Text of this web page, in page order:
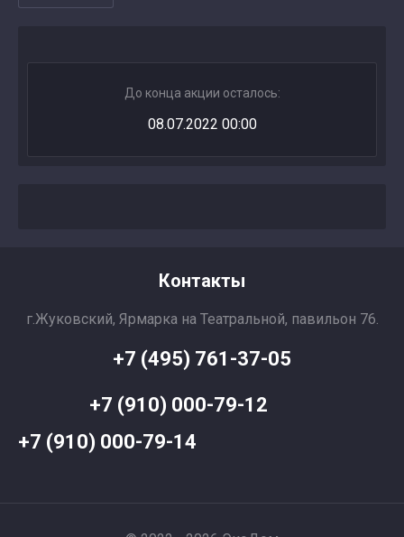
До конца акции осталось:
08.07.2022 00:00
Контакты
г.Жуковский, Ярмарка на Театральной, павильон 76.
+7 (495) 761-37-05
+7 (910) 000-79-12
+7 (910) 000-79-14